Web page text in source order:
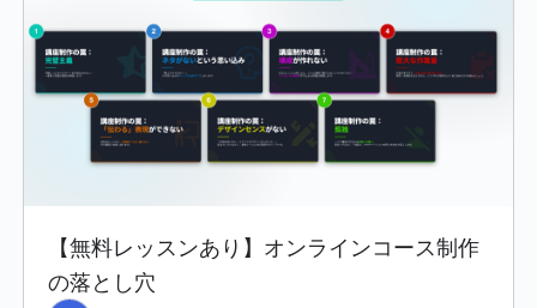
【無料レッスンあり】オンラインコース制作
の落とし穴